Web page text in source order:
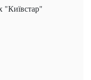
"Київстар"